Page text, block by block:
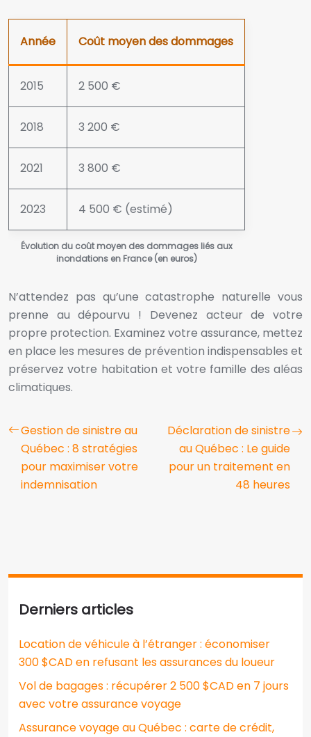
Évolution du coût moyen des dommages liés aux
inondations en France (en euros)
Année Coût moyen des dommages
2015 2 500 €
2018 3 200 €
2021 3 800 €
2023 4 500 € (estimé)
N’attendez pas qu’une catastrophe naturelle vous
prenne au dépourvu ! Devenez acteur de votre
propre protection. Examinez votre assurance, mettez
en place les mesures de prévention indispensables et
préservez votre habitation et votre famille des aléas
climatiques.
Gestion de sinistre au
Québec : 8 stratégies
pour maximiser votre
indemnisation
Déclaration de sinistre
au Québec : Le guide
pour un traitement en
48 heures
Derniers articles
Location de véhicule à l’étranger : économiser
300 $CAD en refusant les assurances du loueur
Vol de bagages : récupérer 2 500 $CAD en 7 jours
avec votre assurance voyage
Assurance voyage au Québec : carte de crédit,